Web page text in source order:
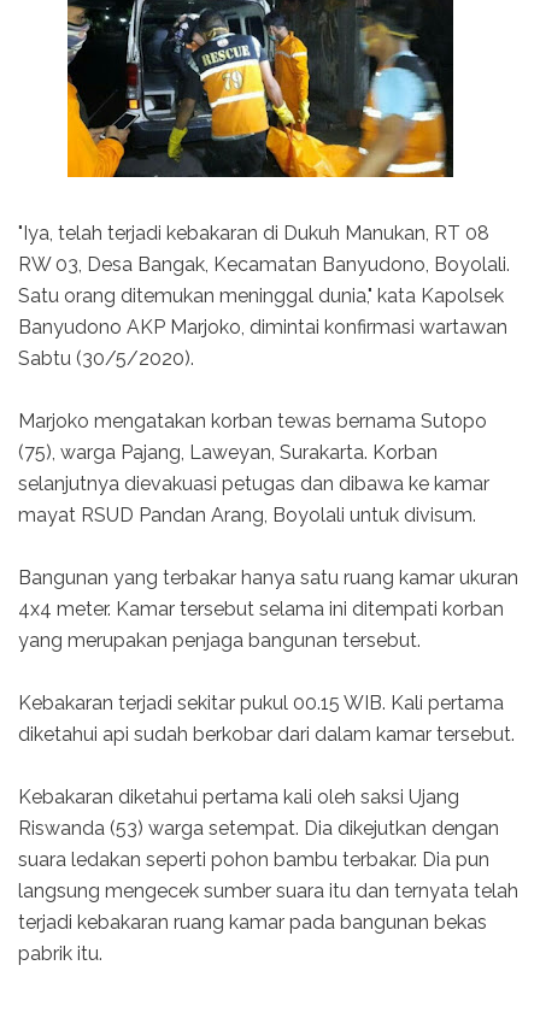
"Iya, telah terjadi kebakaran di Dukuh Manukan, RT 08
RW 03, Desa Bangak, Kecamatan Banyudono, Boyolali.
Satu orang ditemukan meninggal dunia," kata Kapolsek
Banyudono AKP Marjoko, dimintai konfirmasi wartawan
Sabtu (30/5/2020).
Marjoko mengatakan korban tewas bernama Sutopo
(75), warga Pajang, Laweyan, Surakarta. Korban
selanjutnya dievakuasi petugas dan dibawa ke kamar
mayat RSUD Pandan Arang, Boyolali untuk divisum.
Bangunan yang terbakar hanya satu ruang kamar ukuran
4x4 meter. Kamar tersebut selama ini ditempati korban
yang merupakan penjaga bangunan tersebut.
Kebakaran terjadi sekitar pukul 00.15 WIB. Kali pertama
diketahui api sudah berkobar dari dalam kamar tersebut.
Kebakaran diketahui pertama kali oleh saksi Ujang
Riswanda (53) warga setempat. Dia dikejutkan dengan
suara ledakan seperti pohon bambu terbakar. Dia pun
langsung mengecek sumber suara itu dan ternyata telah
terjadi kebakaran ruang kamar pada bangunan bekas
pabrik itu.